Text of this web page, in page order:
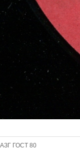
АЗГ ГОСТ 80